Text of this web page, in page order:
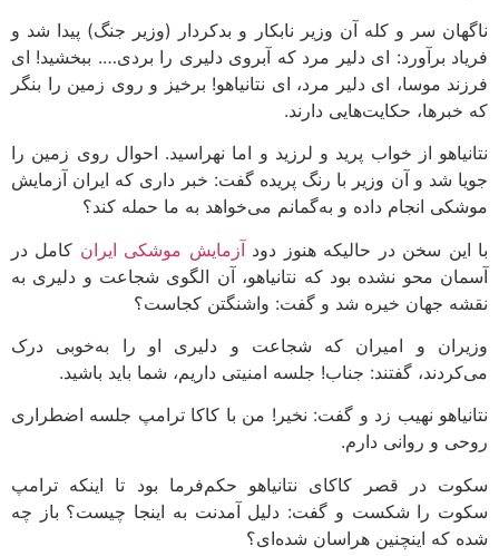
ناگهان سر و کله آن وزیر نابکار و بدکردار (وزیر جنگ) پیدا شد و
فریاد برآورد: ای دلیر مرد که آبروی دلیری را بردی…. ببخشید! ای
فرزند موسا، ای دلیر مرد، ای نتانیاهو! برخیز و روی زمین را بنگر
که خبرها، حکایت‌هایی دارند.
نتانیاهو از خواب پرید و لرزید و اما نهراسید. احوال روی زمین را
جویا شد و آن وزیر با رنگ پریده گفت: خبر داری که ایران آزمایش
موشکی انجام داده و به‌گمانم می‌خواهد به ما حمله کند؟
با این سخن در حالیکه هنوز دودآزمایش موشکی ایران کامل در
آسمان محو نشده بود که نتانیاهو، آن الگوی شجاعت و دلیری به
نقشه جهان خیره شد و گفت: واشنگتن کجاست؟
وزیران و امیران که شجاعت و دلیری او را به‌خوبی درک
می‌کردند، گفتند: جناب! جلسه امنیتی داریم، شما باید باشید.
نتانیاهو نهیب زد و گفت: نخیر! من با کاکا ترامپ جلسه اضطراری
روحی و روانی دارم.
سکوت در قصر کاکای نتانیاهو حکم‌فرما بود تا اینکه ترامپ
سکوت را شکست و گفت: دلیل آمدنت به اینجا چیست؟ باز چه
شده که اینچنین هراسان شده‌ای؟